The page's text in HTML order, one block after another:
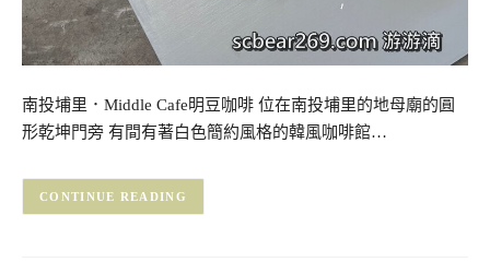
南投埔里．Middle Cafe明豆咖啡 位在南投埔里的地母廟的圓
形乾坤門旁 有間有著白色簡約風格的韓風咖啡館…
CONTINUE READING